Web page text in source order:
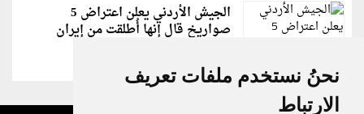
نحنُ نستخدم ملفات تعريف
الارتباط
الجيش الأردني يعلن اعتراض 5
صواريخ قال إنها أُطلقت من إيران